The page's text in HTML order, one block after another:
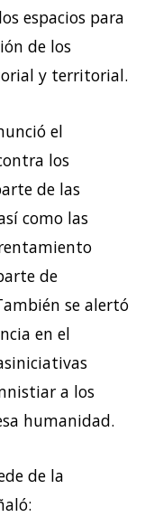
espacios para
de los
y territorial.
el
los
de las
como las
de
se alertó
en el
a los
humanidad.
de la